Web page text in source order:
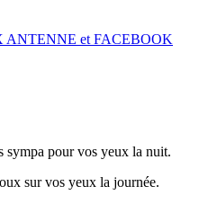
ANTENNE et FACEBOOK
sympa pour vos yeux la nuit.
sur vos yeux la journée.